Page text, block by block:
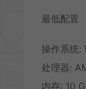
最低配置
操作系统:
处理器:
内存: 10